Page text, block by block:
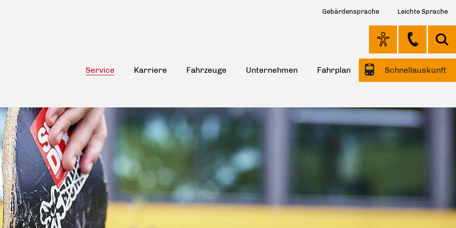
Gebärdensprache Leichte Sprache
Service Karriere Fahrzeuge Unternehmen Fahrplan Schnellauskunft